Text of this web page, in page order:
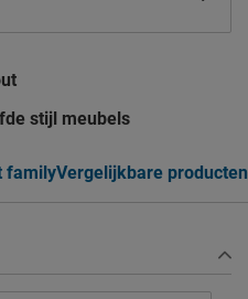
stijl meubels
familyVergelijkbare producten